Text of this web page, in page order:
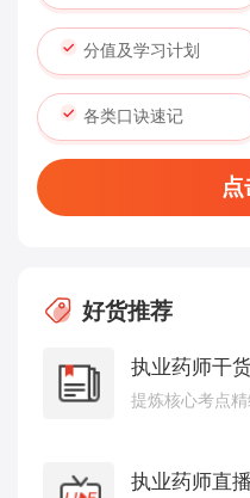
分值及学习计划
各类口诀速记
点
好货推荐
执业药师干
提炼核心考点
执业药师直